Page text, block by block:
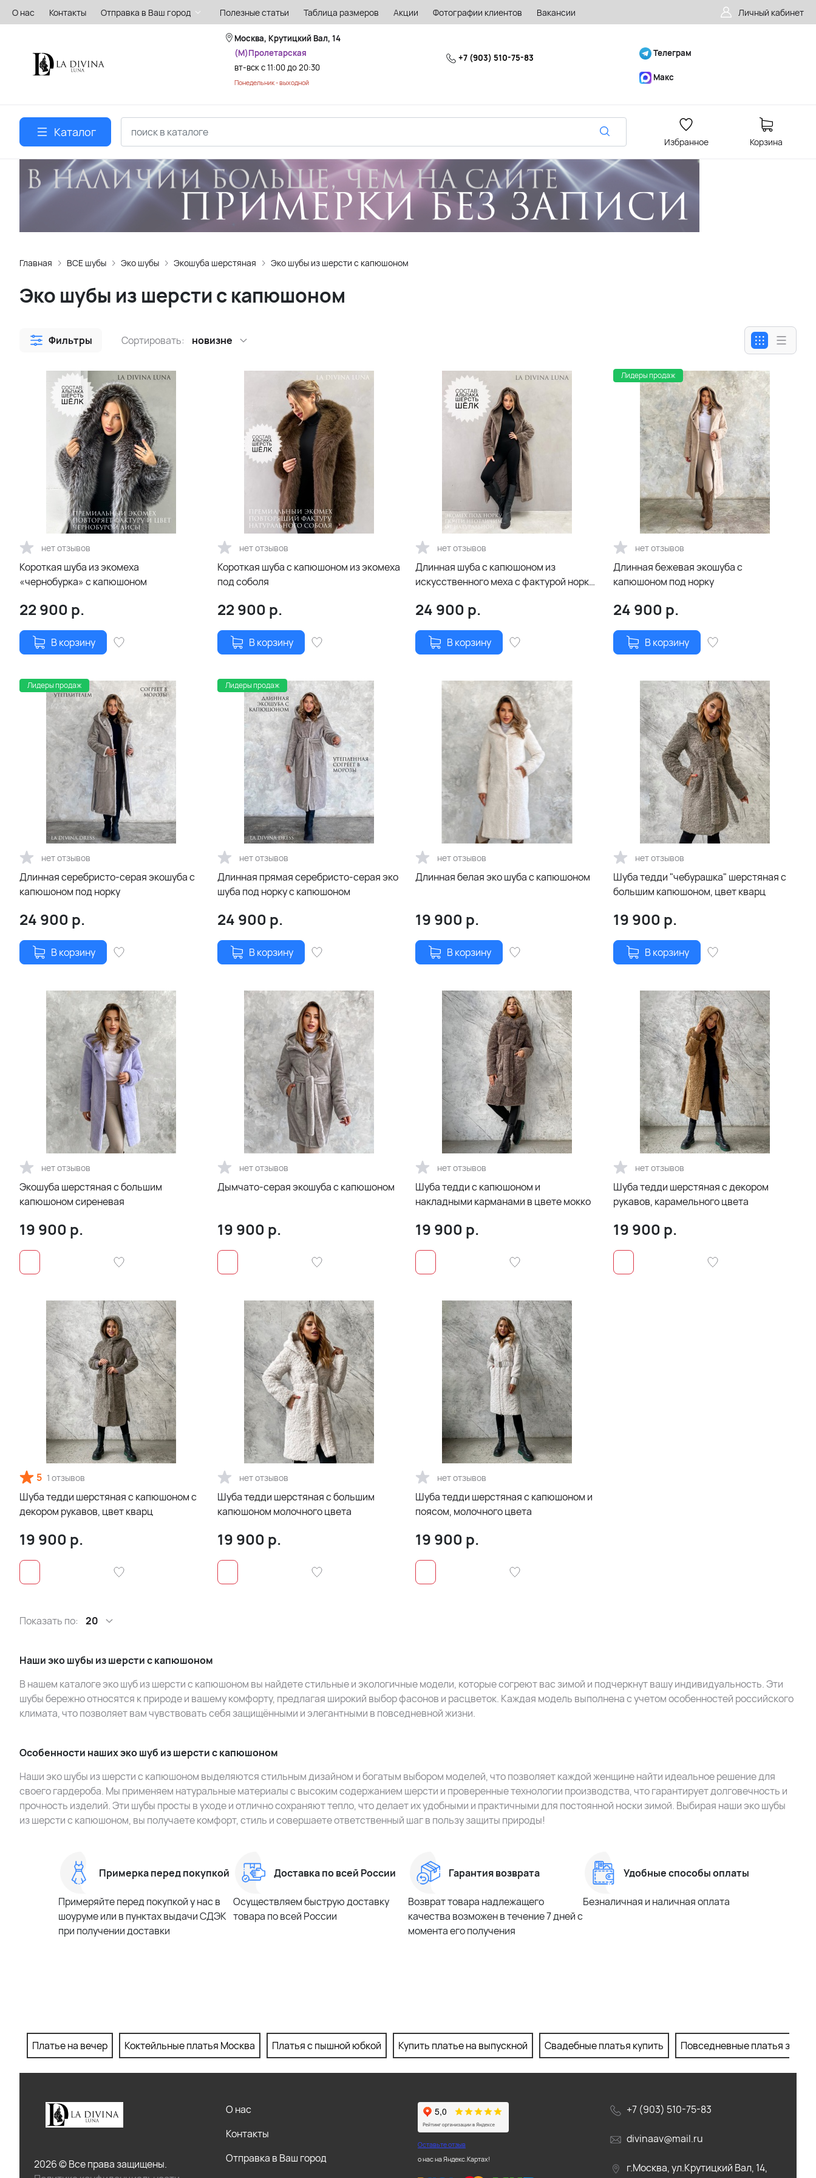
О нас Контакты Отправка в Ваш город Полезные статьи Таблица размеров Акции Фотографии клиентов Вакансии Личный кабинет
Москва, Крутицкий Вал, 14
(М)Пролетарская
вт-вск с 11:00 до 20:30
Понедельник - выходной
+7 (903) 510-75-83 Телеграм
Макс
Каталог
Избранное Корзина
Главная ВСЕ шубы Эко шубы Экошуба шерстяная Эко шубы из шерсти с капюшоном
Эко шубы из шерсти с капюшоном
Фильтры Сортировать: новизне
нет отзывов
Короткая шуба из экомеха
«чернобурка» с капюшоном
22 900 р.
В корзину
нет отзывов
Короткая шуба с капюшоном из экомеха
под соболя
22 900 р.
В корзину
нет отзывов
Длинная шуба с капюшоном из
искусственного меха с фактурой норки
24 900 р.
В корзину
Лидеры продаж
нет отзывов
Длинная бежевая экошуба с
капюшоном под норку
24 900 р.
В корзину
Лидеры продаж
нет отзывов
Длинная серебристо-серая экошуба с
капюшоном под норку
24 900 р.
В корзину
Лидеры продаж
нет отзывов
Длинная прямая серебристо-серая эко
шуба под норку с капюшоном
24 900 р.
В корзину
нет отзывов
Длинная белая эко шуба с капюшоном
19 900 р.
В корзину
нет отзывов
Шуба тедди "чебурашка" шерстяная с
большим капюшоном, цвет кварц
19 900 р.
В корзину
нет отзывов
Экошуба шерстяная с большим
капюшоном сиреневая
19 900 р.
нет отзывов
Дымчато-серая экошуба с капюшоном
19 900 р.
нет отзывов
Шуба тедди с капюшоном и
накладными карманами в цвете мокко
19 900 р.
нет отзывов
Шуба тедди шерстяная с декором
рукавов, карамельного цвета
19 900 р.
5 1 отзывов
Шуба тедди шерстяная с капюшоном с
декором рукавов, цвет кварц
19 900 р.
нет отзывов
Шуба тедди шерстяная с большим
капюшоном молочного цвета
19 900 р.
нет отзывов
Шуба тедди шерстяная с капюшоном и
поясом, молочного цвета
19 900 р.
Показать по: 20
Наши эко шубы из шерсти с капюшоном
В нашем каталоге эко шуб из шерсти с капюшоном вы найдете стильные и экологичные модели, которые согреют вас зимой и подчеркнут вашу индивидуальность. Эти
шубы бережно относятся к природе и вашему комфорту, предлагая широкий выбор фасонов и расцветок. Каждая модель выполнена с учетом особенностей российского
климата, что позволяет вам чувствовать себя защищёнными и элегантными в повседневной жизни.
Особенности наших эко шуб из шерсти с капюшоном
Наши эко шубы из шерсти с капюшоном выделяются стильным дизайном и богатым выбором моделей, что позволяет каждой женщине найти идеальное решение для
своего гардероба. Мы применяем натуральные материалы с высоким содержанием шерсти и проверенные технологии производства, что гарантирует долговечность и
прочность изделий. Эти шубы просты в уходе и отлично сохраняют тепло, что делает их удобными и практичными для постоянной носки зимой. Выбирая наши эко шубы
из шерсти с капюшоном, вы получаете комфорт, стиль и совершаете ответственный шаг в пользу защиты природы!
Примерка перед покупкой
Примеряйте перед покупкой у нас в
шоуруме или в пунктах выдачи СДЭК
при получении доставки
Доставка по всей России
Осуществляем быструю доставку
товара по всей России
Гарантия возврата
Возврат товара надлежащего
качества возможен в течение 7 дней с
момента его получения
Удобные способы оплаты
Безналичная и наличная оплата
Платье на вечер Коктейльные платья Москва Платья с пышной юбкой Купить платье на выпускной Свадебные платья купить Повседневные платья
2026 © Все права защищены.
+7 (903) 510-75-83
divinaav@mail.ru
г.Москва, ул.Крутицкий Вал, 14,
О нас
Контакты
Отправка в Ваш город
Оставьте отзыв
о нас на Яндекс.Картах!